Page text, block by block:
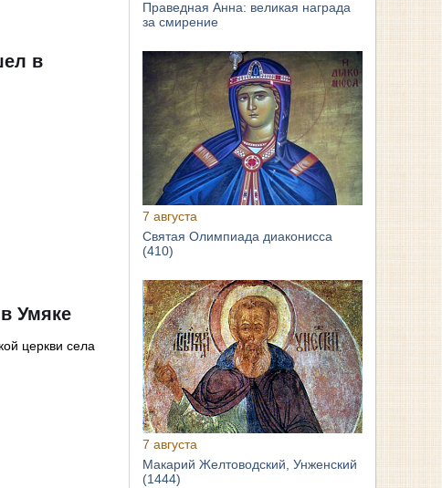
в
Умяке
церкви села
Праведная Анна: великая награда
за смирение
7 августа
Святая Олимпиада диаконисса
(410)
7 августа
Макарий Желтоводский, Унженский
(1444)